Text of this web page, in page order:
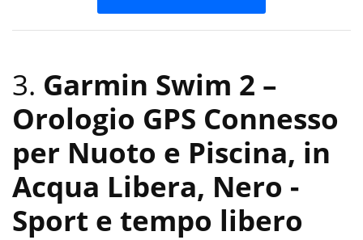
3. Garmin Swim 2 –
Orologio GPS Connesso
per Nuoto e Piscina, in
Acqua Libera, Nero -
Sport e tempo libero